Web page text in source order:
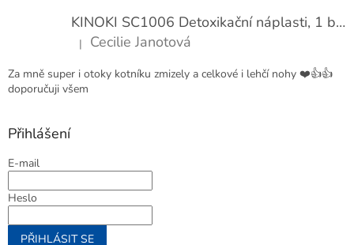
KINOKI SC1006 Detoxikační náplasti, 1 balení - 10 ks
Hodnocení produktu je 4 z 5 hvězdiček.
| Cecilie Janotová
Za mně super i otoky kotníku zmizely a celkové i lehčí nohy ❤️👍👍
doporučuji všem
Přihlášení
E-mail
Heslo
PŘIHLÁSIT SE